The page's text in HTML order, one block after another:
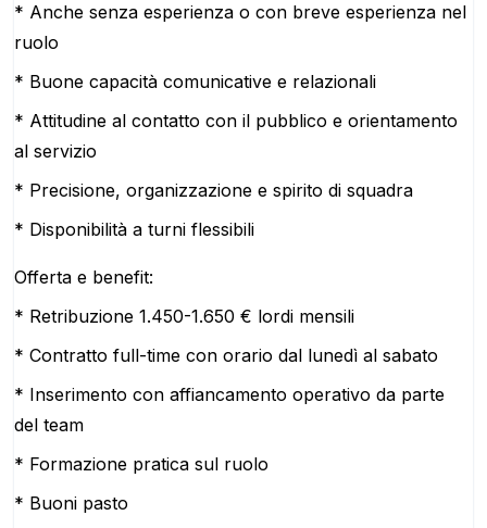
* Anche senza esperienza o con breve esperienza nel
ruolo
* Buone capacità comunicative e relazionali
* Attitudine al contatto con il pubblico e orientamento
al servizio
* Precisione, organizzazione e spirito di squadra
* Disponibilità a turni flessibili
Offerta e benefit:
* Retribuzione 1.450-1.650 € lordi mensili
* Contratto full-time con orario dal lunedì al sabato
* Inserimento con affiancamento operativo da parte
del team
* Formazione pratica sul ruolo
* Buoni pasto